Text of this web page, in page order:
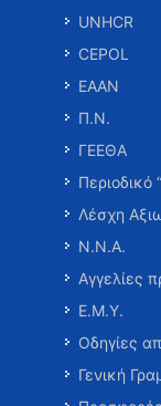
UNHCR
CEPOL
ΕΑΑΝ
Π.Ν.
ΓΕΕΘΑ
Περιοδικό
Λέσχη
Ν.Ν.Α.
Αγγελίες
Ε.Μ.Υ.
Οδηγίες
Γενική